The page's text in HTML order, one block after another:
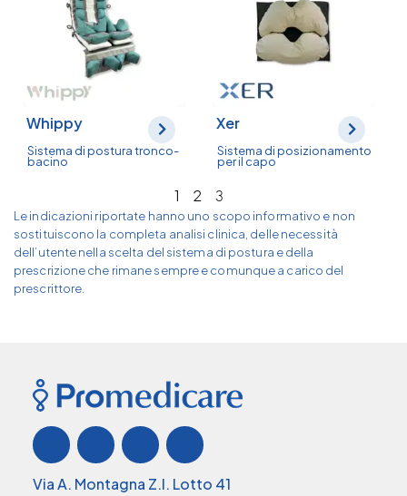
Whippy
Sistema di postura tronco-
bacino
Xer
Sistema di posizionamento
per il capo
1 2 3
Le indicazioni riportate hanno uno scopo informativo e non
sostituiscono la completa analisi clinica, delle necessità
dell’utente nella scelta del sistema di postura e della
prescrizione che rimane sempre e comunque a carico del
prescrittore.
Via A. Montagna Z.I. Lotto 41